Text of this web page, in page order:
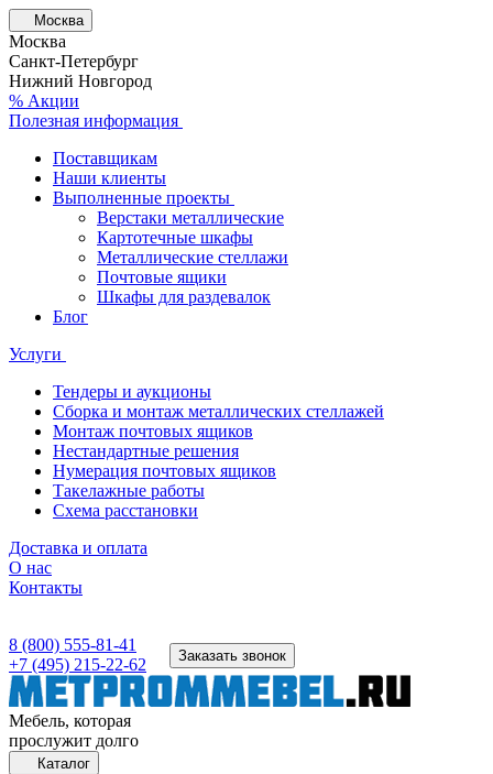
Москва
Москва
Санкт-Петербург
Нижний Новгород
% Акции
Полезная информация
Поставщикам
Наши клиенты
Выполненные проекты
Верстаки металлические
Картотечные шкафы
Металлические стеллажи
Почтовые ящики
Шкафы для раздевалок
Блог
Услуги
Тендеры и аукционы
Сборка и монтаж металлических стеллажей
Монтаж почтовых ящиков
Нестандартные решения
Нумерация почтовых ящиков
Такелажные работы
Схема расстановки
Доставка и оплата
О нас
Контакты
8 (800) 555-81-41
+7 (495) 215-22-62
Заказать звонок
Мебель, которая
прослужит долго
Каталог